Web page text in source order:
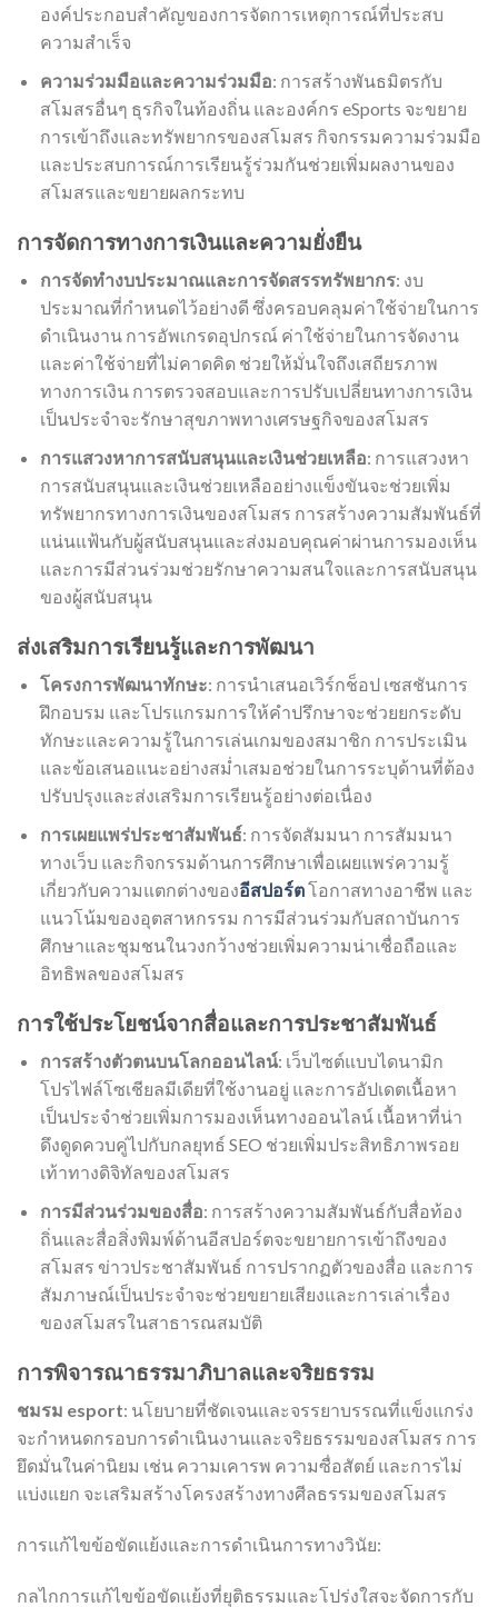
องค์ประกอบสำคัญของการจัดการเหตุการณ์ที่ประสบ
ความสำเร็จ
ความร่วมมือและความร่วมมือ: การสร้างพันธมิตรกับ
สโมสรอื่นๆ ธุรกิจในท้องถิ่น และองค์กร eSports จะขยาย
การเข้าถึงและทรัพยากรของสโมสร กิจกรรมความร่วมมือ
และประสบการณ์การเรียนรู้ร่วมกันช่วยเพิ่มผลงานของ
สโมสรและขยายผลกระทบ
การจัดการทางการเงินและความยั่งยืน
การจัดทำงบประมาณและการจัดสรรทรัพยากร: งบ
ประมาณที่กำหนดไว้อย่างดี ซึ่งครอบคลุมค่าใช้จ่ายในการ
ดำเนินงาน การอัพเกรดอุปกรณ์ ค่าใช้จ่ายในการจัดงาน
และค่าใช้จ่ายที่ไม่คาดคิด ช่วยให้มั่นใจถึงเสถียรภาพ
ทางการเงิน การตรวจสอบและการปรับเปลี่ยนทางการเงิน
เป็นประจำจะรักษาสุขภาพทางเศรษฐกิจของสโมสร
การแสวงหาการสนับสนุนและเงินช่วยเหลือ: การแสวงหา
การสนับสนุนและเงินช่วยเหลืออย่างแข็งขันจะช่วยเพิ่ม
ทรัพยากรทางการเงินของสโมสร การสร้างความสัมพันธ์ที่
แน่นแฟ้นกับผู้สนับสนุนและส่งมอบคุณค่าผ่านการมองเห็น
และการมีส่วนร่วมช่วยรักษาความสนใจและการสนับสนุน
ของผู้สนับสนุน
ส่งเสริมการเรียนรู้และการพัฒนา
โครงการพัฒนาทักษะ: การนำเสนอเวิร์กช็อป เซสชันการ
ฝึกอบรม และโปรแกรมการให้คำปรึกษาจะช่วยยกระดับ
ทักษะและความรู้ในการเล่นเกมของสมาชิก การประเมิน
และข้อเสนอแนะอย่างสม่ำเสมอช่วยในการระบุด้านที่ต้อง
ปรับปรุงและส่งเสริมการเรียนรู้อย่างต่อเนื่อง
การเผยแพร่ประชาสัมพันธ์: การจัดสัมมนา การสัมมนา
ทางเว็บ และกิจกรรมด้านการศึกษาเพื่อเผยแพร่ความรู้
เกี่ยวกับความแตกต่างของอีสปอร์ตโอกาสทางอาชีพ และ
แนวโน้มของอุตสาหกรรม การมีส่วนร่วมกับสถาบันการ
ศึกษาและชุมชนในวงกว้างช่วยเพิ่มความน่าเชื่อถือและ
อิทธิพลของสโมสร
การใช้ประโยชน์จากสื่อและการประชาสัมพันธ์
การสร้างตัวตนบนโลกออนไลน์: เว็บไซต์แบบไดนามิก
โปรไฟล์โซเชียลมีเดียที่ใช้งานอยู่ และการอัปเดตเนื้อหา
เป็นประจำช่วยเพิ่มการมองเห็นทางออนไลน์ เนื้อหาที่น่า
ดึงดูดควบคู่ไปกับกลยุทธ์ SEO ช่วยเพิ่มประสิทธิภาพรอย
เท้าทางดิจิทัลของสโมสร
การมีส่วนร่วมของสื่อ: การสร้างความสัมพันธ์กับสื่อท้อง
ถิ่นและสื่อสิ่งพิมพ์ด้านอีสปอร์ตจะขยายการเข้าถึงของ
สโมสร ข่าวประชาสัมพันธ์ การปรากฏตัวของสื่อ และการ
สัมภาษณ์เป็นประจำจะช่วยขยายเสียงและการเล่าเรื่อง
ของสโมสรในสาธารณสมบัติ
การพิจารณาธรรมาภิบาลและจริยธรรม
ชมรม esport: นโยบายที่ชัดเจนและจรรยาบรรณที่แข็งแกร่ง
จะกำหนดกรอบการดำเนินงานและจริยธรรมของสโมสร การ
ยึดมั่นในค่านิยม เช่น ความเคารพ ความซื่อสัตย์ และการไม่
แบ่งแยก จะเสริมสร้างโครงสร้างทางศีลธรรมของสโมสร
การแก้ไขข้อขัดแย้งและการดำเนินการทางวินัย:
กลไกการแก้ไขข้อขัดแย้งที่ยุติธรรมและโปร่งใสจะจัดการกับ